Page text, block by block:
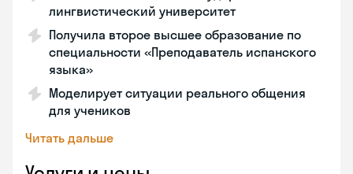
лингвистический университет
Получила второе высшее образование по
специальности «Преподаватель испанского
языка»
Моделирует ситуации реального общения
для учеников
Читать дальше